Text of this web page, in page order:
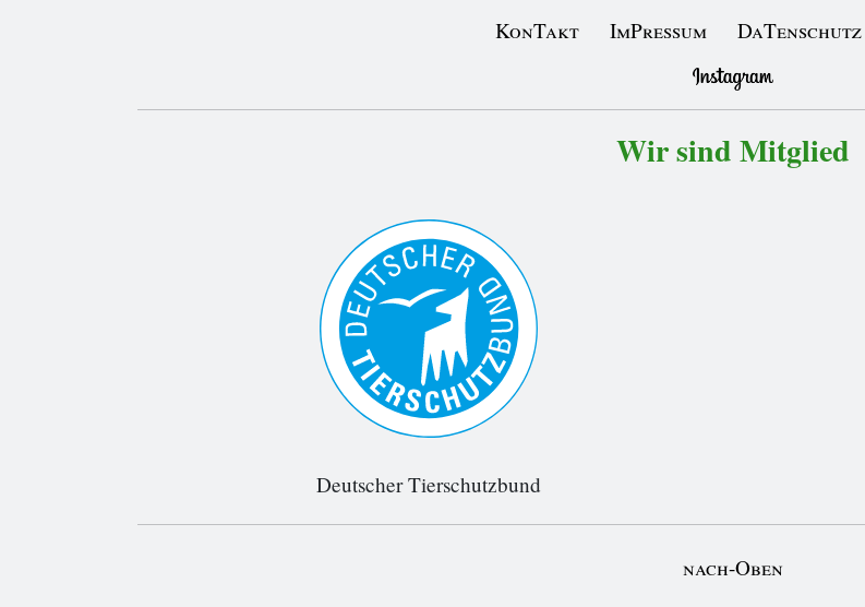
KonTakt ImPressum DaTenschutz
Wir sind Mitglied
Deutscher Tierschutzbund
nach-Oben